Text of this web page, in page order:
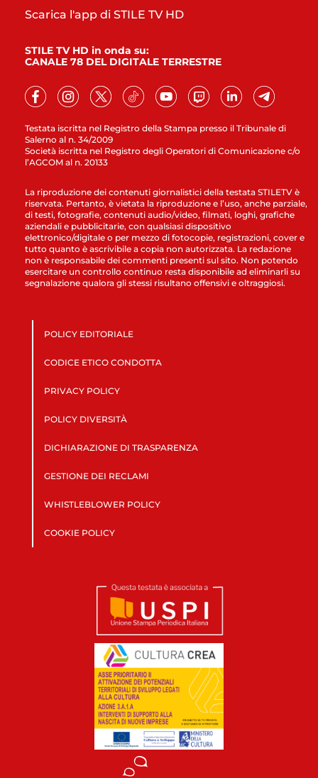
Testata iscritta nel Registro della Stampa presso il Tribunale di
Salerno al n. 34/2009
Società iscritta nel Registro degli Operatori di Comunicazione c/o
l’AGCOM al n. 20133
Scarica l'app di STILE TV HD
STILE TV HD in onda su:
CANALE 78 DEL DIGITALE TERRESTRE
La riproduzione dei contenuti giornalistici della testata STILETV è
riservata. Pertanto, è vietata la riproduzione e l’uso, anche parziale,
di testi, fotografie, contenuti audio/video, filmati, loghi, grafiche
aziendali e pubblicitarie, con qualsiasi dispositivo
elettronico/digitale o per mezzo di fotocopie, registrazioni, cover e
tutto quanto è ascrivibile a copia non autorizzata. La redazione
non è responsabile dei commenti presenti sul sito. Non potendo
esercitare un controllo continuo resta disponibile ad eliminarli su
segnalazione qualora gli stessi risultano offensivi e oltraggiosi.
POLICY EDITORIALE
CODICE ETICO CONDOTTA
PRIVACY POLICY
POLICY DIVERSITÀ
DICHIARAZIONE DI TRASPARENZA
GESTIONE DEI RECLAMI
WHISTLEBLOWER POLICY
COOKIE POLICY